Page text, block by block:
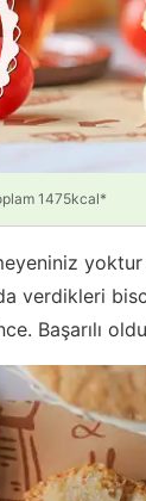
1475kcal*
verdikleri
Başarılı